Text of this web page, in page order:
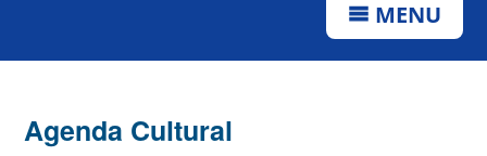
MENU
Agenda Cultural
5:00